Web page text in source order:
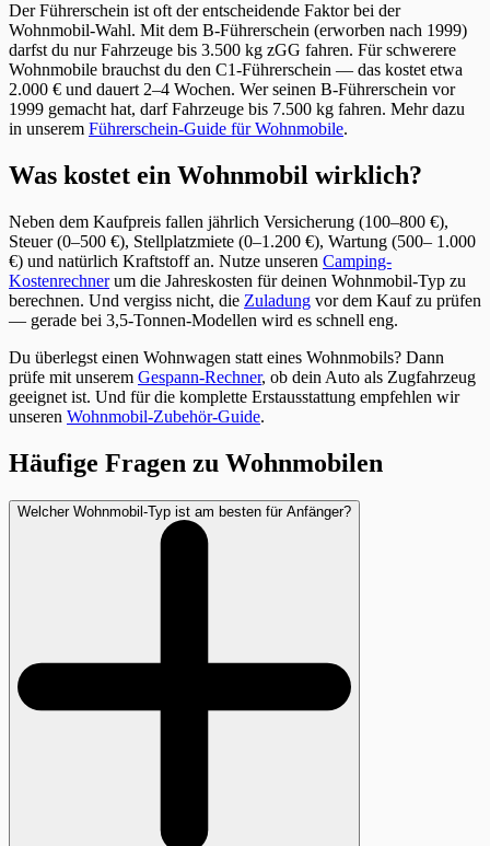
Der Führerschein ist oft der entscheidende Faktor bei der
Wohnmobil-Wahl. Mit dem B-Führerschein (erworben nach 1999)
darfst du nur Fahrzeuge bis 3.500 kg zGG fahren. Für schwerere
Wohnmobile brauchst du den C1-Führerschein — das kostet etwa
2.000 € und dauert 2–4 Wochen. Wer seinen B-Führerschein vor
1999 gemacht hat, darf Fahrzeuge bis 7.500 kg fahren. Mehr dazu
in unserem Führerschein-Guide für Wohnmobile.
Was kostet ein Wohnmobil wirklich?
Neben dem Kaufpreis fallen jährlich Versicherung (100–800 €),
Steuer (0–500 €), Stellplatzmiete (0–1.200 €), Wartung (500– 1.000
€) und natürlich Kraftstoff an. Nutze unseren Camping-
Kostenrechner um die Jahreskosten für deinen Wohnmobil-Typ zu
berechnen. Und vergiss nicht, die Zuladung vor dem Kauf zu prüfen
— gerade bei 3,5-Tonnen-Modellen wird es schnell eng.
Du überlegst einen Wohnwagen statt eines Wohnmobils? Dann
prüfe mit unserem Gespann-Rechner, ob dein Auto als Zugfahrzeug
geeignet ist. Und für die komplette Erstausstattung empfehlen wir
unseren Wohnmobil-Zubehör-Guide.
Häufige Fragen zu Wohnmobilen
Welcher Wohnmobil-Typ ist am besten für Anfänger?